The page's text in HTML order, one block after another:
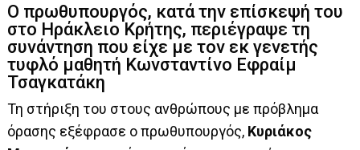
Ο πρωθυπουργός, κατά την επίσκεψή του
στο Ηράκλειο Κρήτης, περιέγραψε τη
συνάντηση που είχε με τον εκ γενετής
τυφλό μαθητή Κωνσταντίνο Εφραίμ
Τσαγκατάκη
Τη στήριξη του στους ανθρώπους με πρόβλημα
όρασης εξέφρασε ο πρωθυπουργός, Κυριάκος